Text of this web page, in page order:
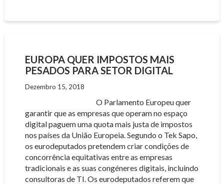
EUROPA QUER IMPOSTOS MAIS
PESADOS PARA SETOR DIGITAL
Dezembro 15, 2018
O Parlamento Europeu quer
garantir que as empresas que operam no espaço
digital paguem uma quota mais justa de impostos
nos países da União Europeia. Segundo o Tek Sapo,
os eurodeputados pretendem criar condições de
concorrência equitativas entre as empresas
tradicionais e as suas congéneres digitais, incluindo
consultoras de TI. Os eurodeputados referem que